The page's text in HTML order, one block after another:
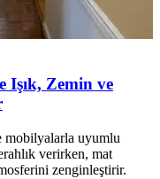
Işık, Zemin ve
mobilyalarla uyumlu
verirken, mat
zenginleştirir.